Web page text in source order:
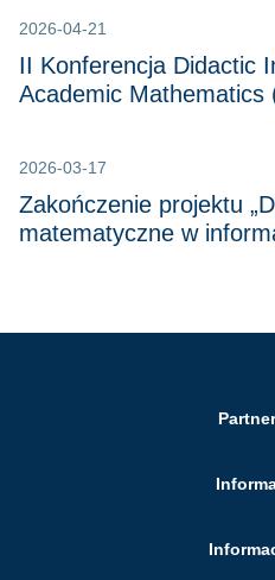
2026-04-21
II Konferencja Didactic
Academic Mathematics
2026-03-17
Zakończenie projektu
matematyczne w